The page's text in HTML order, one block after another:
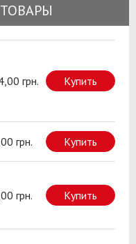
грн. Купить
грн. Купить
грн. Купить